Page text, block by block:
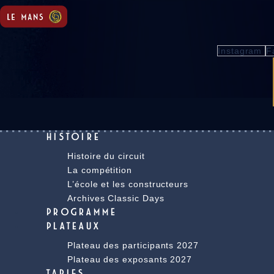
Instagram
HISTOIRE
Histoire du circuit
La compétition
L’école et les constructeurs
Archives Classic Days
PROGRAMME
PLATEAUX
Plateau des participants 2027
Plateau des exposants 2027